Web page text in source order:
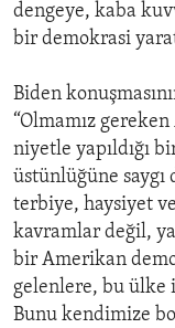
dengeye, kaba
bir demokrasi
Biden
“Olmamız
niyetle yapıldığı
üstünlüğüne
terbiye, haysiyet
kavramlar değil,
bir Amerikan
gelenlere, bu ülke
Bunu kendimize